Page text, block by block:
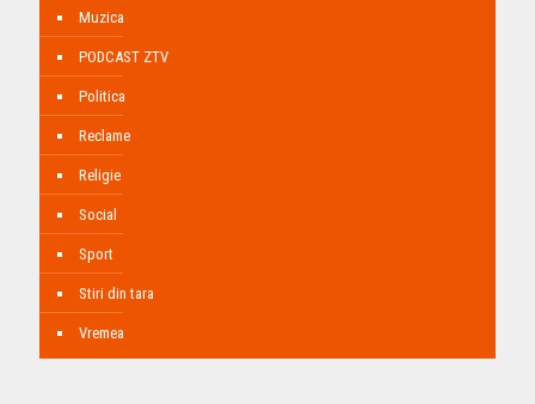
Muzica
PODCAST ZTV
Politica
Reclame
Religie
Social
Sport
Stiri din tara
Vremea